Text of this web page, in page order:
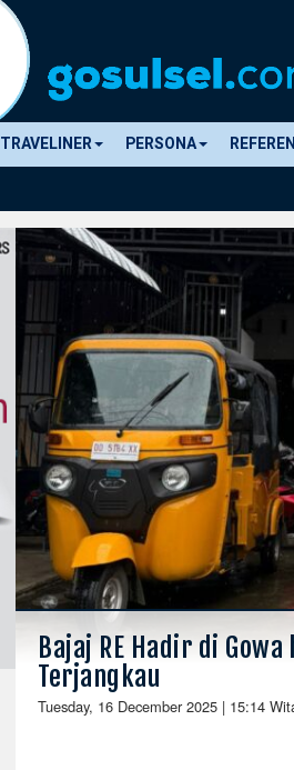
TRAVELINER PERSONA
Bajaj RE Hadir di
Terjangkau
Tuesday, 16 December 2025 | 15:14